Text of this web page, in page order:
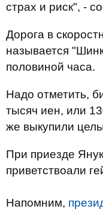
страх и риск", -
Дорога в
называется
половиной часа.
Надо отметить,
тысяч иен, или
же выкупили
При приезде
приветствоали
Напомним,